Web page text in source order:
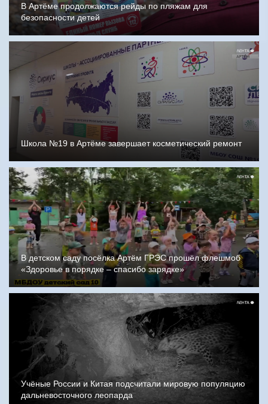
В Артёме продолжаются рейды по пляжам для
безопасности детей
Школа №19 в Артёме завершает косметический ремонт
В детском саду посёлка Артём ГРЭС прошёл флешмоб
«Здоровье в порядке – спасибо зарядке»
Учёные России и Китая подсчитали мировую популяцию
дальневосточного леопарда